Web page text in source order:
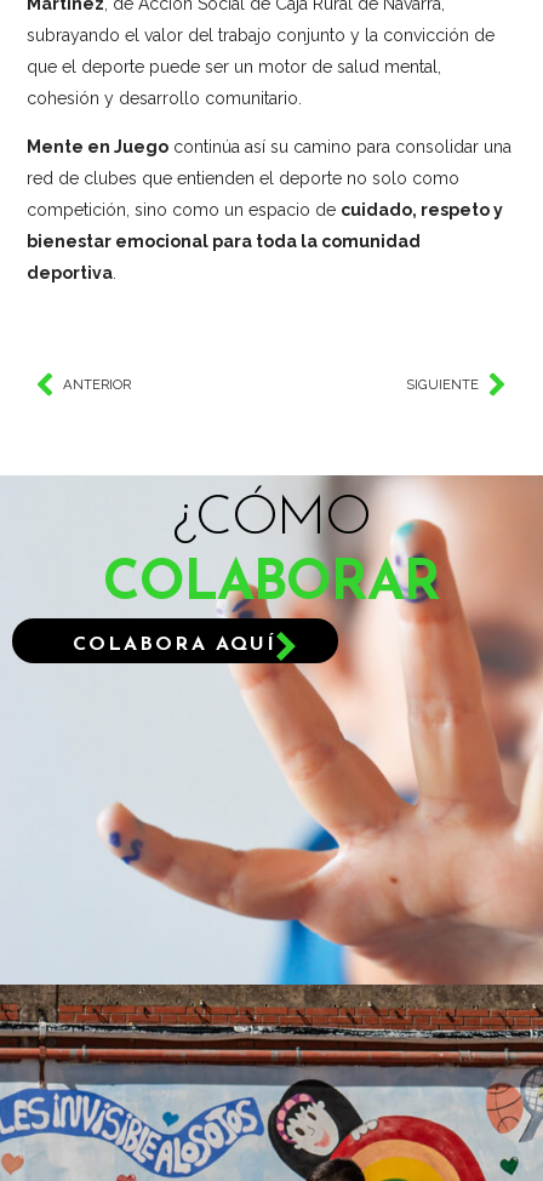
Martínez, de Acción Social de Caja Rural de Navarra,
subrayando el valor del trabajo conjunto y la convicción de
que el deporte puede ser un motor de salud mental,
cohesión y desarrollo comunitario.
Mente en Juego continúa así su camino para consolidar una
red de clubes que entienden el deporte no solo como
competición, sino como un espacio de cuidado, respeto y
bienestar emocional para toda la comunidad
deportiva.
ANTERIOR SIGUIENTE
¿CÓMO
COLABORAR
COLABORA AQUÍ